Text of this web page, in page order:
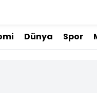
Dünya Spor